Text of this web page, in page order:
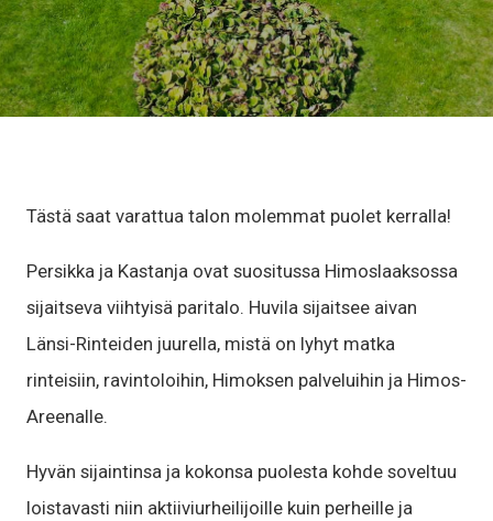
Tästä saat varattua talon molemmat puolet kerralla!
Persikka ja Kastanja ovat suositussa Himoslaaksossa
sijaitseva viihtyisä paritalo. Huvila sijaitsee aivan
Länsi-Rinteiden juurella, mistä on lyhyt matka
rinteisiin, ravintoloihin, Himoksen palveluihin ja Himos-
Areenalle.
Hyvän sijaintinsa ja kokonsa puolesta kohde soveltuu
loistavasti niin aktiiviurheilijoille kuin perheille ja